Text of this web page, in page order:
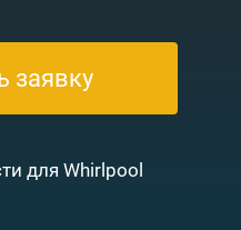
заявку
для Whirlpool